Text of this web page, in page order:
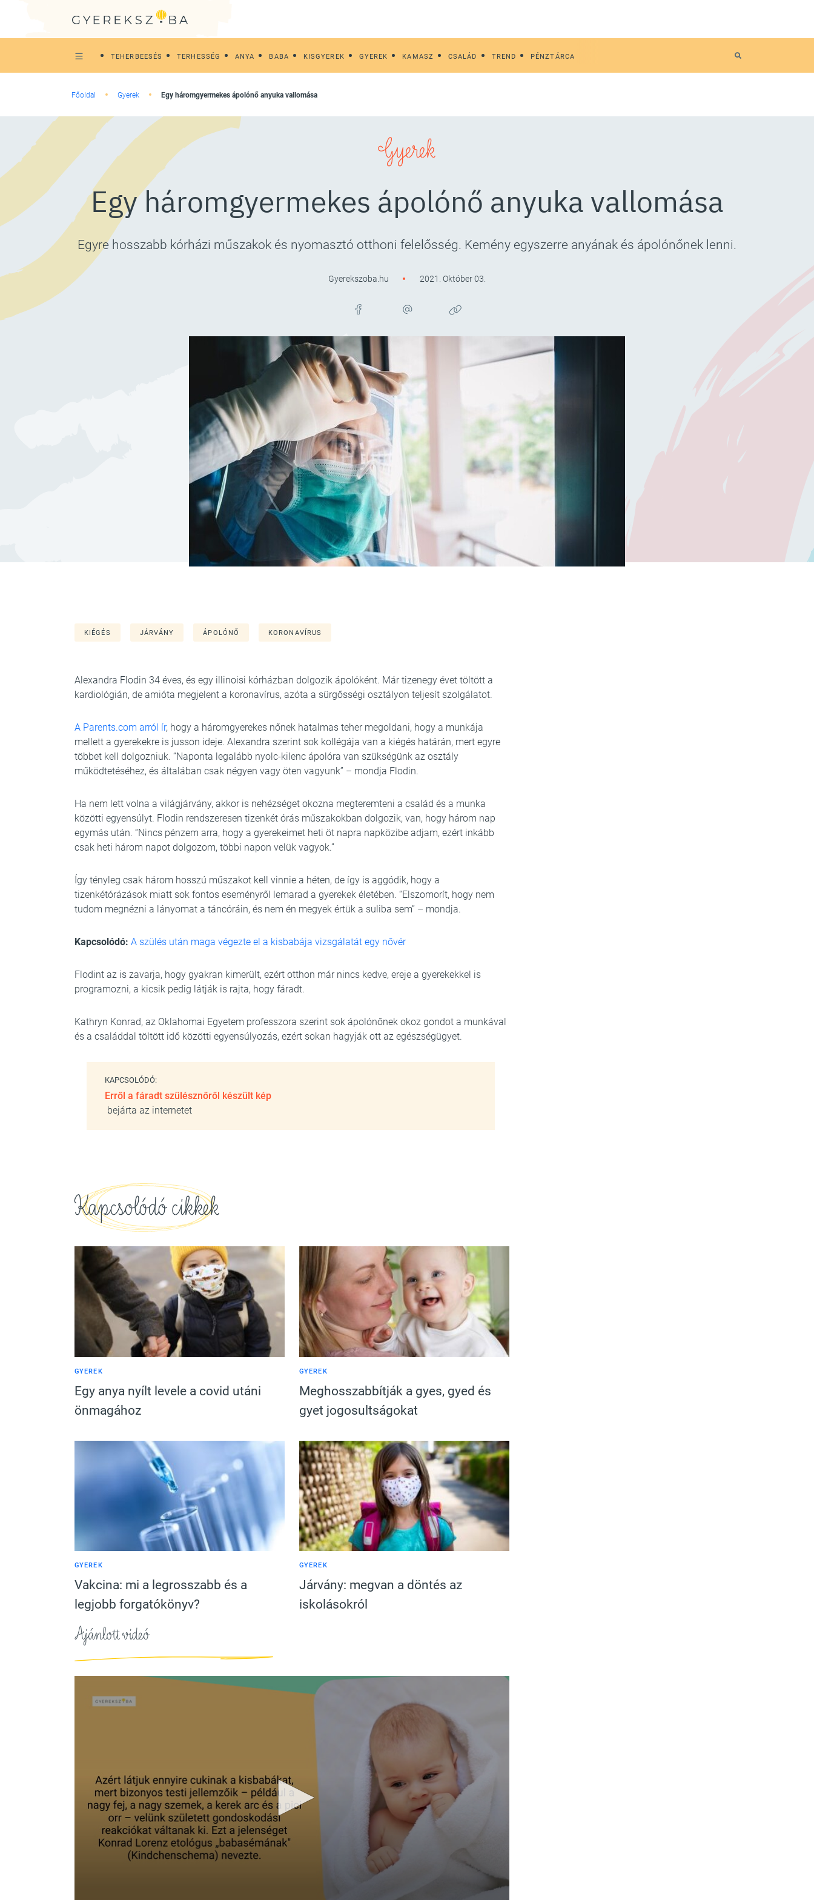
TEHERBEESÉS TERHESSÉG ANYA BABA KISGYEREK GYEREK KAMASZ CSALÁD TREND PÉNZTÁRCA
Főoldal Gyerek Egy háromgyermekes ápolónő anyuka vallomása
Gyerek
Egy háromgyermekes ápolónő anyuka vallomása
Egyre hosszabb kórházi műszakok és nyomasztó otthoni felelősség. Kemény egyszerre anyának és ápolónőnek lenni.
Gyerekszoba.hu 2021. Október 03.
KIÉGÉS JÁRVÁNY ÁPOLÓNŐ KORONAVÍRUS
Alexandra Flodin 34 éves, és egy illinoisi kórházban dolgozik ápolóként. Már tizenegy évet töltött a
kardiológián, de amióta megjelent a koronavírus, azóta a sürgősségi osztályon teljesít szolgálatot.
A Parents.com arról ír, hogy a háromgyerekes nőnek hatalmas teher megoldani, hogy a munkája
mellett a gyerekekre is jusson ideje. Alexandra szerint sok kollégája van a kiégés határán, mert egyre
többet kell dolgozniuk. “Naponta legalább nyolc-kilenc ápolóra van szükségünk az osztály
működtetéséhez, és általában csak négyen vagy öten vagyunk” – mondja Flodin.
Ha nem lett volna a világjárvány, akkor is nehézséget okozna megteremteni a család és a munka
közötti egyensúlyt. Flodin rendszeresen tizenkét órás műszakokban dolgozik, van, hogy három nap
egymás után. “Nincs pénzem arra, hogy a gyerekeimet heti öt napra napközibe adjam, ezért inkább
csak heti három napot dolgozom, többi napon velük vagyok.”
Így tényleg csak három hosszú műszakot kell vinnie a héten, de így is aggódik, hogy a
tizenkétórázások miatt sok fontos eseményről lemarad a gyerekek életében. “Elszomorít, hogy nem
tudom megnézni a lányomat a táncóráin, és nem én megyek értük a suliba sem” – mondja.
Kapcsolódó: A szülés után maga végezte el a kisbabája vizsgálatát egy nővér
Flodint az is zavarja, hogy gyakran kimerült, ezért otthon már nincs kedve, ereje a gyerekekkel is
programozni, a kicsik pedig látják is rajta, hogy fáradt.
Kathryn Konrad, az Oklahomai Egyetem professzora szerint sok ápolónőnek okoz gondot a munkával
és a családdal töltött idő közötti egyensúlyozás, ezért sokan hagyják ott az egészségügyet.
KAPCSOLÓDÓ:
Erről a fáradt szülésznőről készült kép
bejárta az internetet
Kapcsolódó cikkek
GYEREK
Egy anya nyílt levele a covid utáni
önmagához
GYEREK
Meghosszabbítják a gyes, gyed és
gyet jogosultságokat
GYEREK
Vakcina: mi a legrosszabb és a
legjobb forgatókönyv?
GYEREK
Járvány: megvan a döntés az
iskolásokról
Ajánlott videó